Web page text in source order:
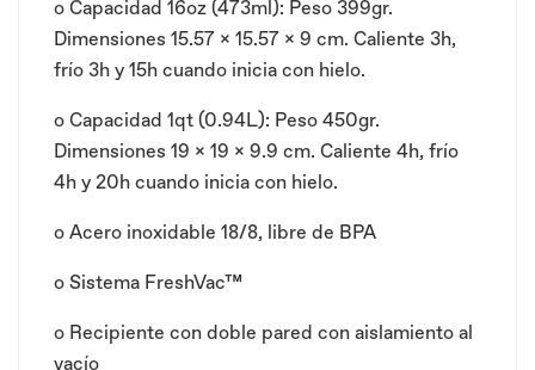
o Capacidad 16oz (473ml): Peso 399gr.
Dimensiones 15.57 x 15.57 x 9 cm. Caliente 3h,
frío 3h y 15h cuando inicia con hielo.
o Capacidad 1qt (0.94L): Peso 450gr.
Dimensiones 19 x 19 x 9.9 cm. Caliente 4h, frío
4h y 20h cuando inicia con hielo.
o Acero inoxidable 18/8, libre de BPA
o Sistema FreshVac™
o Recipiente con doble pared con aislamiento al
vacío